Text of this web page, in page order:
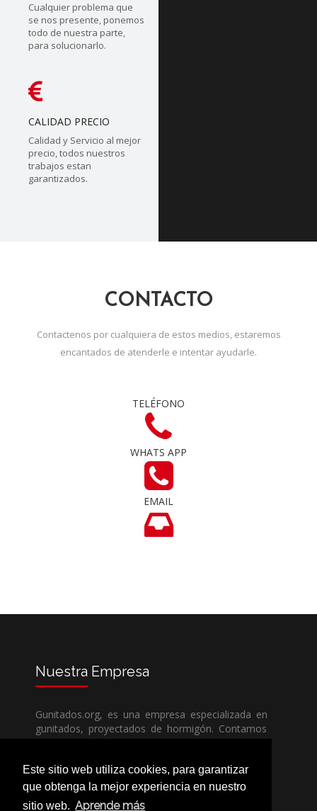
Este sitio web utiliza cookies, para garantizar
que obtenga la mejor experiencia en nuestro
sitio web. Aprende más
Cualquier problema que
se nos presente, ponemos
todo de nuestra parte,
para solucionarlo.
CALIDAD PRECIO
Calidad y Servicio al mejor
precio, todos nuestros
trabajos estan
garantizados.
CONTACTO
Contactenos por cualquiera de estos medios, estaremos
encantados de atenderle e intentar ayudarle.
TELÉFONO
WHATS APP
EMAIL
Nuestra Empresa
Gunitados.org, es una empresa especializada en
gunitados, proyectados de hormigón. Contamos
con todos los medios humanos y técnicos, para
competencia.